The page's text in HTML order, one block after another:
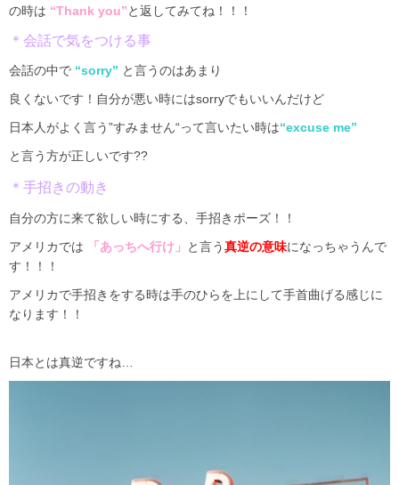
の時は “Thank you”と返してみてね！！！
＊会話で気をつける事
会話の中で “sorry” と言うのはあまり
良くないです！自分が悪い時にはsorryでもいいんだけど
日本人がよく言う”すみません“って言いたい時は“excuse me”
と言う方が正しいです??
＊手招きの動き
自分の方に来て欲しい時にする、手招きポーズ！！
アメリカでは
「あっちへ行け」 と言う真逆の意味になっちゃうんで
す！！！
アメリカで手招きをする時は手のひらを上にして手首曲げる感じに
なります！！
日本とは真逆ですね…